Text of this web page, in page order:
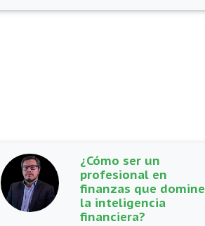
¿Cómo ser un
profesional en
finanzas que domine
la inteligencia
financiera?